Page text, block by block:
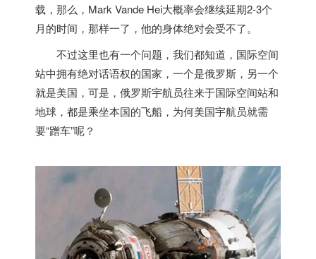
载，那么，Mark Vande Hei大概率会继续延期2-3个
月的时间，那样一了，他的身体绝对会受不了。
不过这里也有一个问题，我们都知道，国际空间
站中拥有绝对话语权的国家，一个是俄罗斯，另一个
就是美国 ，可是，俄罗斯宇航员往来于国际空间站和
地球，都是乘坐本国的飞船，为何美国宇航员就需
要“蹭车”呢？